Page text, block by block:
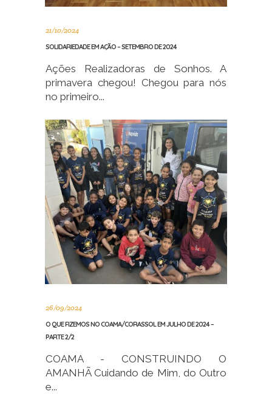
21/10/2024
SOLIDARIEDADE EM AÇÃO – SETEMBRO DE 2024
Ações Realizadoras de Sonhos. A
primavera chegou! Chegou para nós
no primeiro...
26/09/2024
O QUE FIZEMOS NO COAMA/CORASSOL EM JULHO DE 2024 –
PARTE 2/2
COAMA - CONSTRUINDO O
AMANHÃ Cuidando de Mim, do Outro
e...